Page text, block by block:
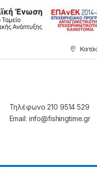
Τηλέφωνο 210 9514 529
Email: info@fishingtime.gr